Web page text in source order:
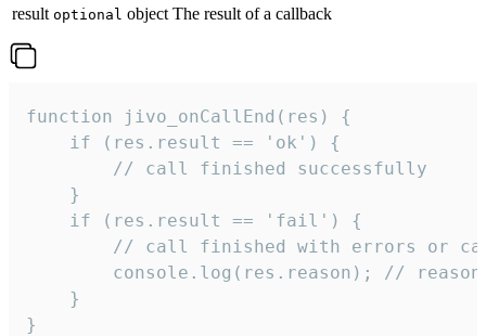
result optional object The result of a callback
function jivo_onCallEnd(res) {
    if (res.result == 'ok') {
        // call finished successfully
    }
    if (res.result == 'fail') {
// call finished with errors or
console.log(res.reason); //
    }
}